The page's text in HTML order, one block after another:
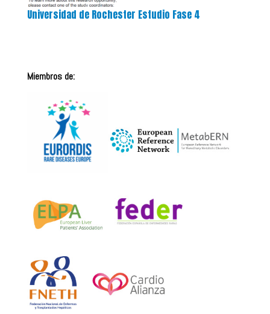
Universidad de Rochester Estudio Fase 4
Miembros de: